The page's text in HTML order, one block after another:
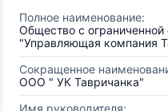
Полное наименование:
Общество с ограниченной
"Управляющая компания
Сокращенное
ООО " УК Тавричанка"
Имя руководителя: